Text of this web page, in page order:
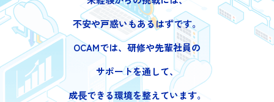
不安や戸惑いもあるはずです。
OCAMでは、研修や先輩社員の
サポートを通して、
成⻑できる環境を整えています。